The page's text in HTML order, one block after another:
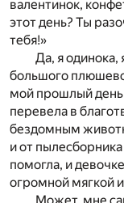
валентинок,
этот день? Ты
тебя!»
Да, я одинока,
большого
мой прошлый день
перевела в
бездомным
и от
помогла, и
огромной мягкой
Может, мне